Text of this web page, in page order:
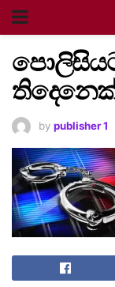
by publisher 1